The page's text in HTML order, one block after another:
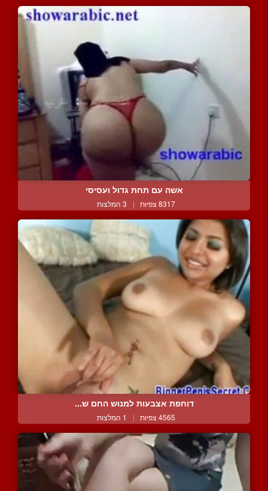
אשה עם תחת גדול ועסיסי
8317 צפיות | 3 המלצות
דוחפת אצבעות למנוש החם ש...
4565 צפיות | 1 המלצות